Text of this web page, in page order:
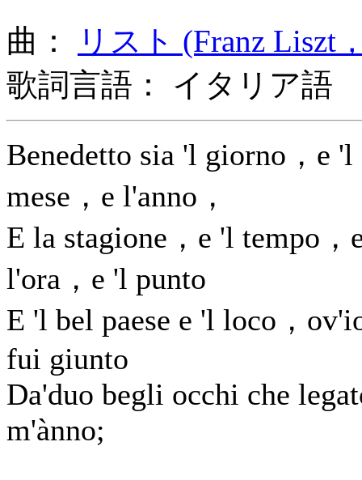
曲：
リスト (Franz Liszt
歌詞言語： イタリア語
Benedetto sia 'l giorno，e 'l
mese，e l'anno，
E la stagione，e 'l tempo，
l'ora，e 'l punto
E 'l bel paese e 'l loco，
fui giunto
Da'duo begli occhi che
m'ànno;